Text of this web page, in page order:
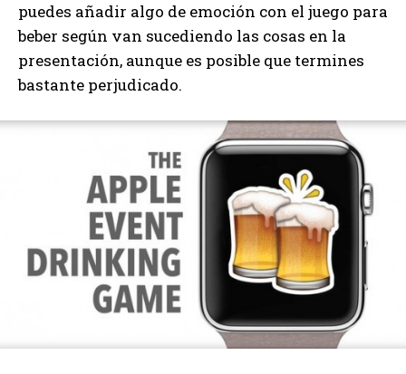
puedes añadir algo de emoción con el juego para
beber según van sucediendo las cosas en la
presentación, aunque es posible que termines
bastante perjudicado.